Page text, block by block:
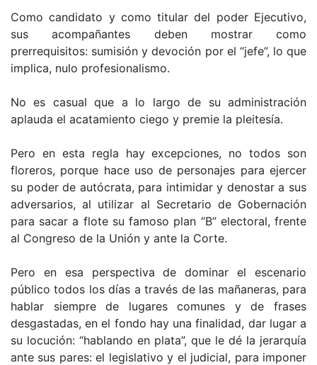
Como candidato y como titular del poder Ejecutivo,
sus acompañantes deben mostrar como
prerrequisitos: sumisión y devoción por el “jefe”, lo que
implica, nulo profesionalismo.
No es casual que a lo largo de su administración
aplauda el acatamiento ciego y premie la pleitesía.
Pero en esta regla hay excepciones, no todos son
floreros, porque hace uso de personajes para ejercer
su poder de autócrata, para intimidar y denostar a sus
adversarios, al utilizar al Secretario de Gobernación
para sacar a flote su famoso plan “B” electoral, frente
al Congreso de la Unión y ante la Corte.
Pero en esa perspectiva de dominar el escenario
público todos los días a través de las mañaneras, para
hablar siempre de lugares comunes y de frases
desgastadas, en el fondo hay una finalidad, dar lugar a
su locución: “hablando en plata”, que le dé la jerarquía
ante sus pares: el legislativo y el judicial, para imponer